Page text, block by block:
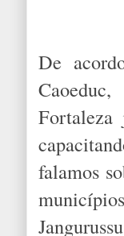
De
Fortaleza
falamos